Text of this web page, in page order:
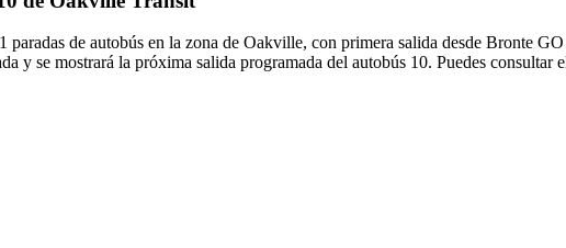
de autobús en la zona de Oakville, con primera salida desde Bronte
y se mostrará la próxima salida programada del autobús 10. Puedes